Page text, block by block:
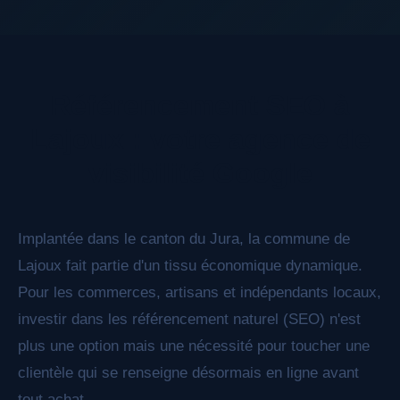
Implantée dans le canton du Jura, la commune de
Lajoux fait partie d'un tissu économique dynamique.
Pour les commerces, artisans et indépendants locaux,
investir dans les référencement naturel (SEO) n'est
plus une option mais une nécessité pour toucher une
clientèle qui se renseigne désormais en ligne avant